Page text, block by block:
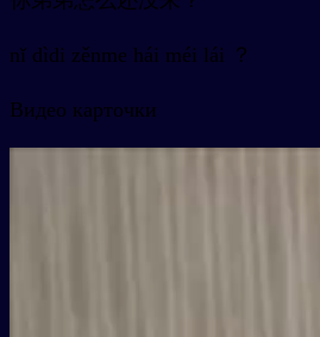
nǐ dìdi zěnme hái méi lái ？
Видео карточки